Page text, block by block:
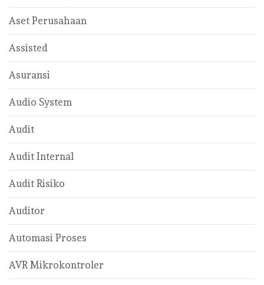
Aset Perusahaan
Assisted
Asuransi
Audio System
Audit
Audit Internal
Audit Risiko
Auditor
Automasi Proses
AVR Mikrokontroler